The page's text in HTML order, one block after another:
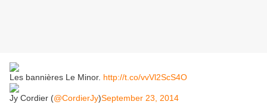
Les bannières Le Minor. http://t.co/vvVl2ScS4O
Jy Cordier (@CordierJy)September 23, 2014